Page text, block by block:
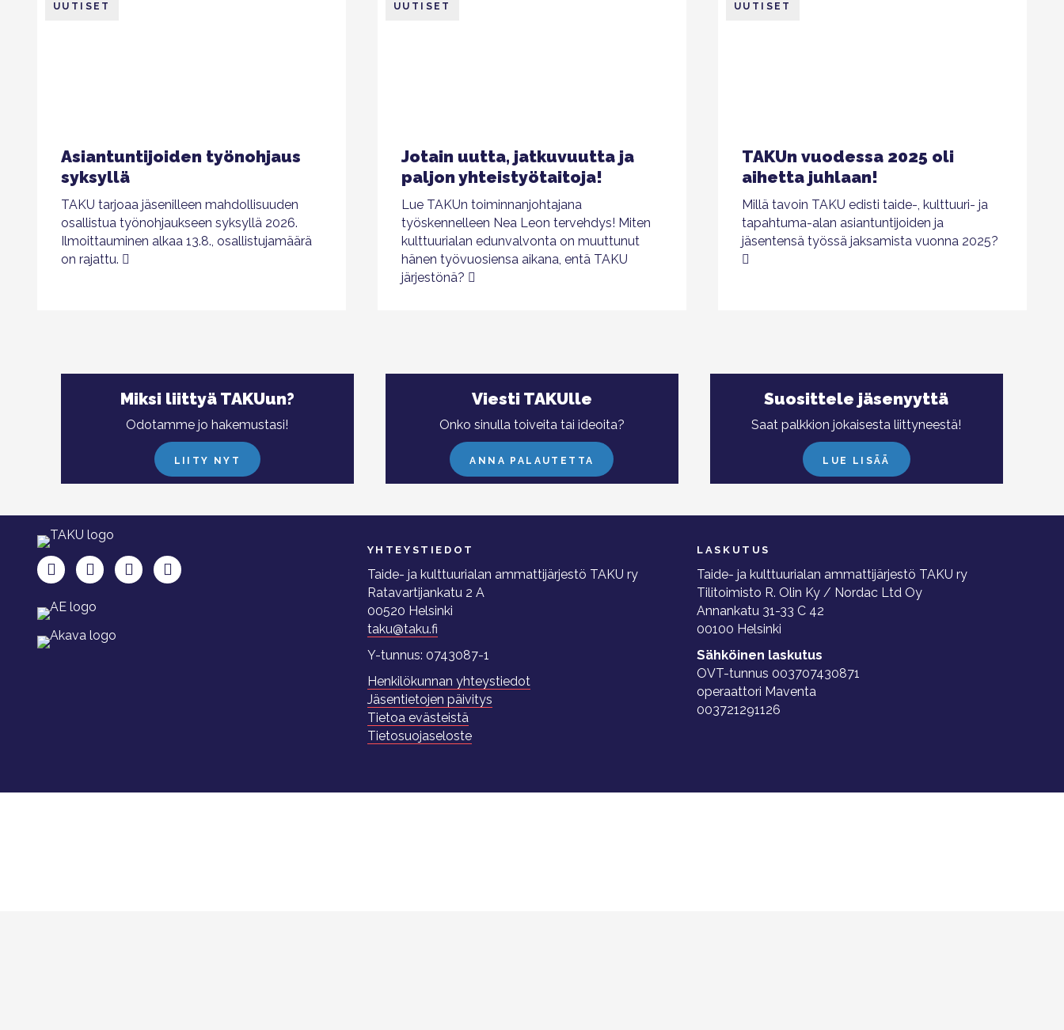
Asiantuntijoiden työnohjaus
syksyllä
UUTISET
TAKU tarjoaa jäsenilleen mahdollisuuden
osallistua työnohjaukseen syksyllä 2026.
Ilmoittauminen alkaa 13.8., osallistujamäärä
on rajattu.
Jotain uutta, jatkuvuutta ja
paljon yhteistyötaitoja!
UUTISET
Lue TAKUn toiminnanjohtajana
työskennelleen Nea Leon tervehdys! Miten
kulttuurialan edunvalvonta on muuttunut
hänen työvuosiensa aikana, entä TAKU
järjestönä?
TAKUn vuodessa 2025 oli
aihetta juhlaan!
UUTISET
Millä tavoin TAKU edisti taide-, kulttuuri- ja
tapahtuma-alan asiantuntijoiden ja
jäsentensä työssä jaksamista vuonna 2025?
Miksi liittyä TAKUun?
Odotamme jo hakemustasi!
LIITY NYT
Viesti TAKUlle
Onko sinulla toiveita tai ideoita?
ANNA PALAUTETTA
Suosittele jäsenyyttä
Saat palkkion jokaisesta liittyneestä!
LUE LISÄÄ
TAKU Facebookissa
TAKU Twitterissä
TAKU Instagramissa
TAKU LinkedInissä
YHTEYSTIEDOT
Taide- ja kulttuurialan ammattijärjestö TAKU ry
Ratavartijankatu 2 A
00520 Helsinki
taku@taku.fi
Y-tunnus: 0743087-1
Henkilökunnan yhteystiedot
Jäsentietojen päivitys
Tietoa evästeistä
Tietosuojaseloste
LASKUTUS
Taide- ja kulttuurialan ammattijärjestö TAKU ry
Tilitoimisto R. Olin Ky / Nordac Ltd Oy
Annankatu 31-33 C 42
00100 Helsinki
Sähköinen laskutus
OVT-tunnus 003707430871
operaattori Maventa
003721291126